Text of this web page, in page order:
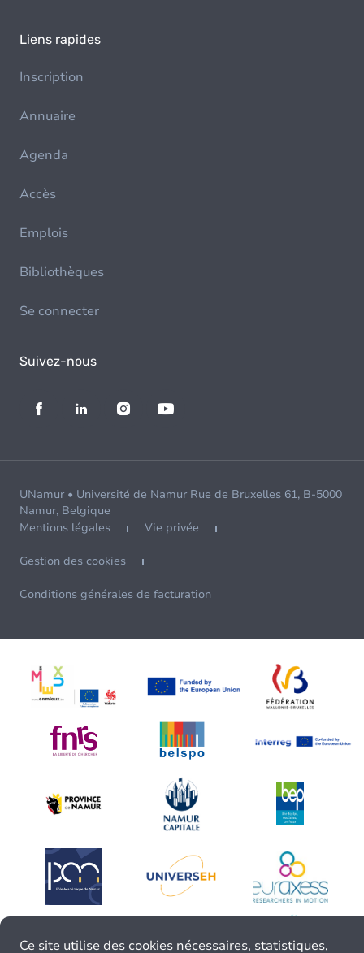
Liens rapides
Inscription
Annuaire
Agenda
Accès
Emplois
Bibliothèques
Se connecter
Suivez-nous
UNamur • Université de Namur Rue de Bruxelles 61, B-5000
Namur, Belgique
Mentions légales
Vie privée
Gestion des cookies
Conditions générales de facturation
Ce site utilise des cookies nécessaires, statistiques,